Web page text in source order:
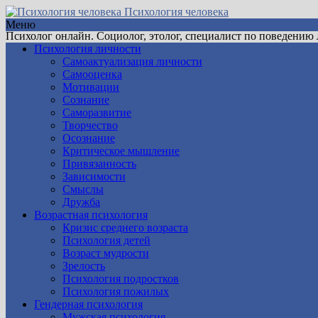
Психология человека
Психолог онлайн. Социолог, этолог, специалист по поведению
Меню
Психология личности
Самоактуализация личности
Самооценка
Мотивации
Сознание
Саморазвитие
Творчество
Осознание
Критическое мышление
Привязанность
Зависимости
Смыслы
Дружба
Возрастная психология
Кризис среднего возраста
Психология детей
Возраст мудрости
Зрелость
Психология подростков
Психология пожилых
Гендерная психология